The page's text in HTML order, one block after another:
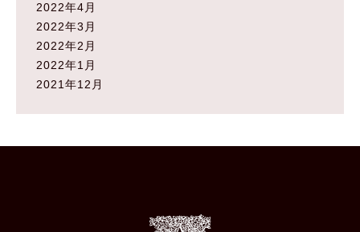
2022年4月
2022年3月
2022年2月
2022年1月
2021年12月